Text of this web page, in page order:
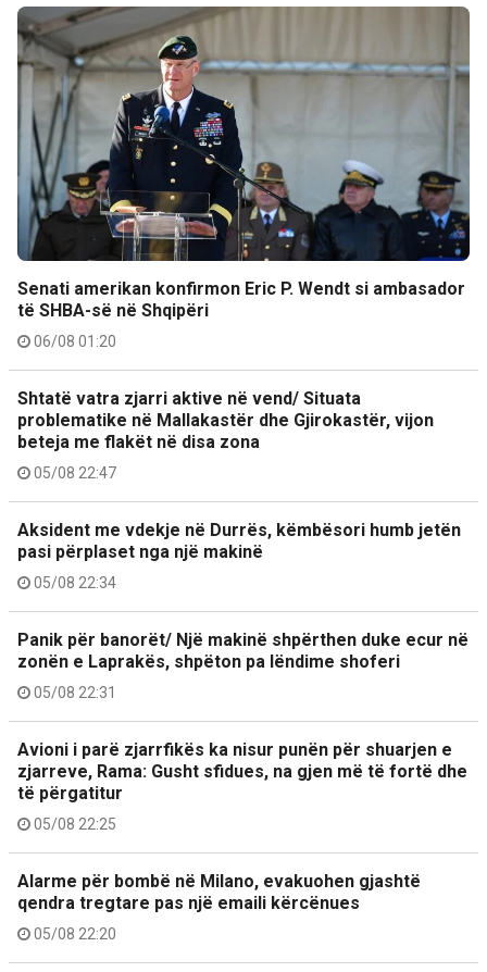
Senati amerikan konfirmon Eric P. Wendt si ambasador
të SHBA-së në Shqipëri
06/08 01:20
Shtatë vatra zjarri aktive në vend/ Situata
problematike në Mallakastër dhe Gjirokastër, vijon
beteja me flakët në disa zona
05/08 22:47
Aksident me vdekje në Durrës, këmbësori humb jetën
pasi përplaset nga një makinë
05/08 22:34
Panik për banorët/ Një makinë shpërthen duke ecur në
zonën e Laprakës, shpëton pa lëndime shoferi
05/08 22:31
Avioni i parë zjarrfikës ka nisur punën për shuarjen e
zjarreve, Rama: Gusht sfidues, na gjen më të fortë dhe
të përgatitur
05/08 22:25
Alarme për bombë në Milano, evakuohen gjashtë
qendra tregtare pas një emaili kërcënues
05/08 22:20